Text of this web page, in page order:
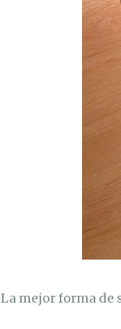
La mejor forma de